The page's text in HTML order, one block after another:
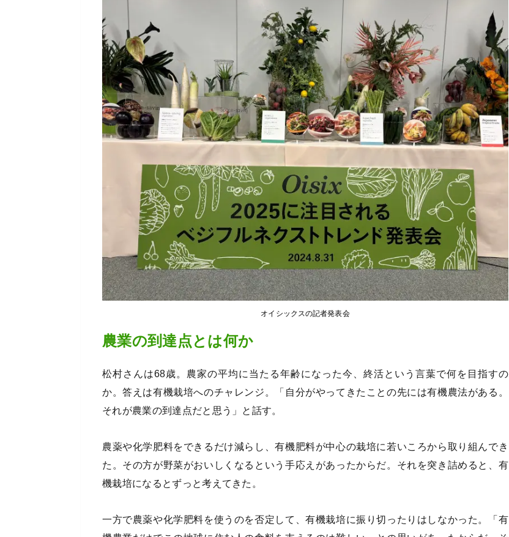
オイシックスの記者発表会
農業の到達点とは何か
松村さんは68歳。農家の平均に当たる年齢になった今、終活という言葉で何を目指すの
か。答えは有機栽培へのチャレンジ。「自分がやってきたことの先には有機農法がある。
それが農業の到達点だと思う」と話す。
農薬や化学肥料をできるだけ減らし、有機肥料が中心の栽培に若いころから取り組んでき
た。その方が野菜がおいしくなるという手応えがあったからだ。それを突き詰めると、有
機栽培になるとずっと考えてきた。
一方で農薬や化学肥料を使うのを否定して、有機栽培に振り切ったりはしなかった。「有